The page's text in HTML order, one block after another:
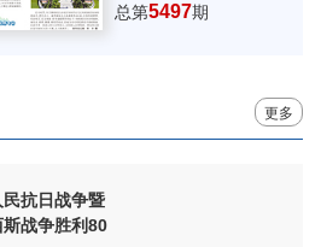
总第5497期
更多
抗日战争暨
战争胜利80